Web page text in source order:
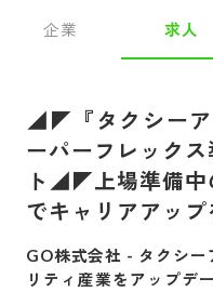
企業 求人
◢◤『タクシーア
ーパーフレック
ト◢◤上場準備中
でキャリアアップ
GO株式会社 - タクシ
リティ産業をアップデ